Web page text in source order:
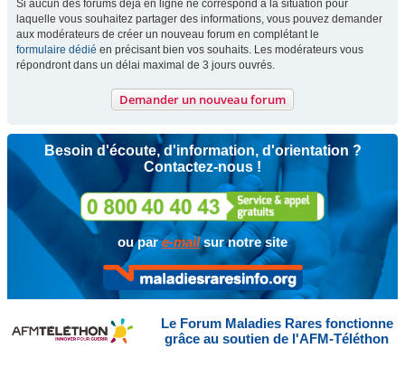
Si aucun des forums déjà en ligne ne correspond à la situation pour
laquelle vous souhaitez partager des informations, vous pouvez demander
aux modérateurs de créer un nouveau forum en complétant le
formulaire dédié en précisant bien vos souhaits. Les modérateurs vous
répondront dans un délai maximal de 3 jours ouvrés.
Demander un nouveau forum
Besoin d'écoute, d'information, d'orientation ?
Contactez-nous !
ou pare-mailsur notre site
Le Forum Maladies Rares fonctionne
grâce au soutien de l'AFM-Téléthon